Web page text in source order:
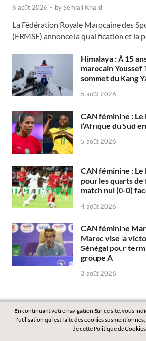
6 août 2026 - bySemlali Khalid
La Fédération Royale Marocaine des
(FRMSE) annonce la qualification et la
Himalaya : À 15
marocain Youssef
sommet du Kang
5 août 2026
CAN féminine :
l’Afrique du Sud
5 août 2026
CAN féminine :
pour les quarts de
match nul (0-0)
4 août 2026
CAN féminine
Maroc vise la
Sénégal pour
groupe A
3 août 2026
En continuant votre navigation Sur ce site, vous
l'utilisation qui est faite des cookies
de cette Politique de Cookies.